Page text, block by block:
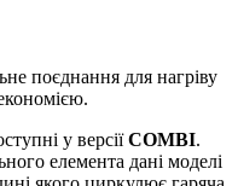
поєднання для нагріву
у версіїCOMBI.
елемента дані моделі